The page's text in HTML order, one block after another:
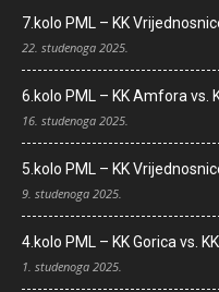
7.kolo PML – KK
22. studenoga 2025.
6.kolo PML – KK Amfora vs.
16. studenoga 2025.
5.kolo PML – KK
9. studenoga 2025.
4.kolo PML – KK Gorica vs.
1. studenoga 2025.